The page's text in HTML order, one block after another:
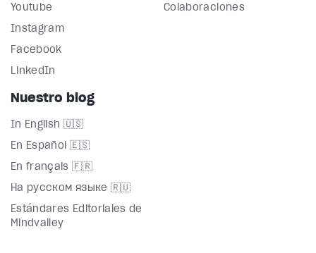
Youtube
Instagram
Facebook
LinkedIn
Colaboraciones
Nuestro blog
In English 🇺🇸
En Español 🇪🇸
En français 🇫🇷
На русском языке 🇷🇺
Estándares Editoriales de
Mindvalley